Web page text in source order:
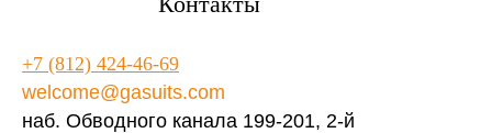
+7 (812) 424-46-69
welcome@gasuits.com
наб. Обводного канала 199-201, 2-й